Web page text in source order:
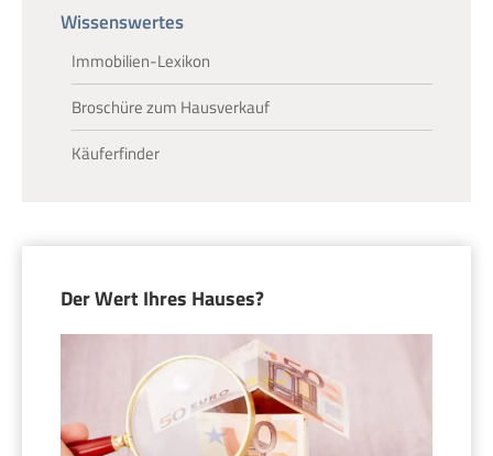
Wissenswertes
Immobilien-Lexikon
Broschüre zum Hausverkauf
Käuferfinder
Der Wert Ihres Hauses?